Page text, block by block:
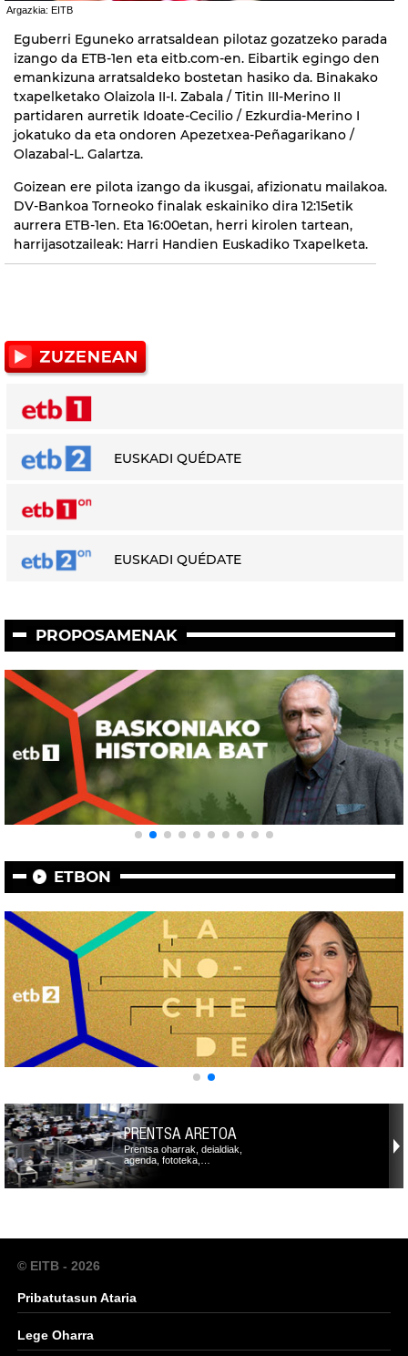
Argazkia: EITB
Eguberri Eguneko arratsaldean pilotaz gozatzeko parada
izango da ETB-1en eta eitb.com-en. Eibartik egingo den
emankizuna arratsaldeko bostetan hasiko da. Binakako
txapelketako Olaizola II-I. Zabala / Titin III-Merino II
partidaren aurretik Idoate-Cecilio / Ezkurdia-Merino I
jokatuko da eta ondoren Apezetxea-Peñagarikano /
Olazabal-L. Galartza.
Goizean ere pilota izango da ikusgai, afizionatu mailakoa.
DV-Bankoa Torneoko finalak eskainiko dira 12:15etik
aurrera ETB-1en. Eta 16:00etan, herri kirolen tartean,
harrijasotzaileak: Harri Handien Euskadiko Txapelketa.
EUSKADI QUÉDATE
EUSKADI QUÉDATE
PROPOSAMENAK
ETBON
PRENTSA ARETOA
Prentsa oharrak, deialdiak,
agenda, fototeka,…
© EITB - 2026
Pribatutasun Ataria
Lege Oharra